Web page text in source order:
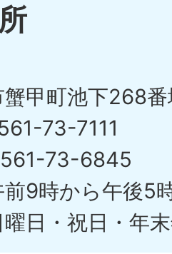
甲町池下268
73-7111
73-6845
前9時から午後5
曜日・祝日・年